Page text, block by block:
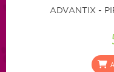
ADVANTIX -